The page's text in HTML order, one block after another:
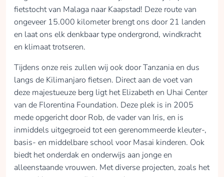
fietstocht van Malaga naar Kaapstad! Deze route van
ongeveer 15.000 kilometer brengt ons door 21 landen
en laat ons elk denkbaar type ondergrond, windkracht
en klimaat trotseren.
Tijdens onze reis zullen wij ook door Tanzania en dus
langs de Kilimanjaro fietsen. Direct aan de voet van
deze majestueuze berg ligt het Elizabeth en Uhai Center
van de Florentina Foundation. Deze plek is in 2005
mede opgericht door Rob, de vader van Iris, en is
inmiddels uitgegroeid tot een gerenommeerde kleuter-,
basis- en middelbare school voor Masai kinderen. Ook
biedt het onderdak en onderwijs aan jonge en
alleenstaande vrouwen. Met diverse projecten, zoals het